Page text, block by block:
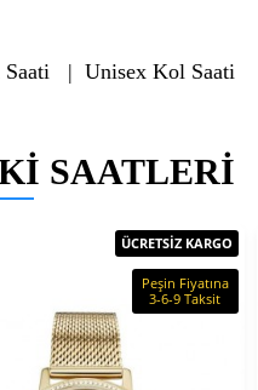
| Unisex Kol Saati
SAATLERI
ÜCRETSİZ KARGO
Peşin Fiyatına
3-6-9 Taksit